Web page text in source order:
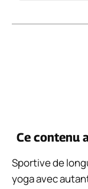
Ce contenu
Sportive de
yoga avec